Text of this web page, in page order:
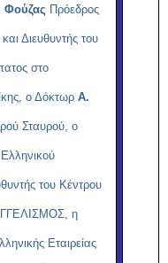
Φούζας Πρόεδρος
Διευθυντής του
στο
ο Δόκτωρ Α.
Σταυρού, ο
του Κέντρου
η
Εταιρείας